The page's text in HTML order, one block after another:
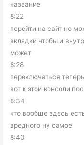
название
8:22
перейти на сайт но
вкладки чтобы и
может
8:28
переключаться
вот к этой консоли
8:34
что вообще здесь
вредного ну самое
8:40